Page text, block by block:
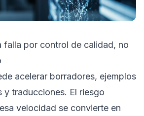
falla por control de calidad, no
acelerar borradores, ejemplos
y traducciones. El riesgo
velocidad se convierte en